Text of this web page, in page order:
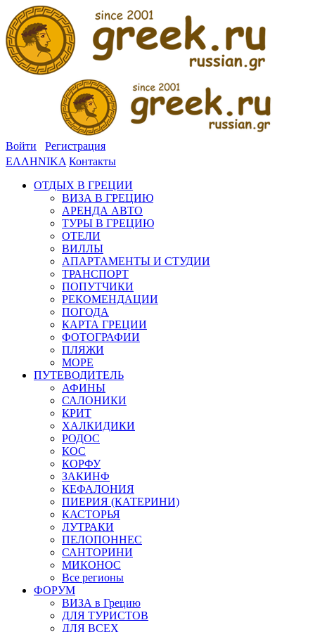
Войти
Регистрация
ΕΛΛΗΝΙΚΑ Контакты
ОТДЫХ В ГРЕЦИИ
ВИЗА В ГРЕЦИЮ
АРЕНДА АВТО
ТУРЫ В ГРЕЦИЮ
ОТЕЛИ
ВИЛЛЫ
АПАРТАМЕНТЫ И СТУДИИ
ТРАНСПОРТ
ПОПУТЧИКИ
РЕКОМЕНДАЦИИ
ПОГОДА
КАРТА ГРЕЦИИ
ФОТОГРАФИИ
ПЛЯЖИ
МОРЕ
ПУТЕВОДИТЕЛЬ
АФИНЫ
САЛОНИКИ
КРИТ
ХАЛКИДИКИ
РОДОС
КОС
КОРФУ
ЗАКИНФ
КЕФАЛОНИЯ
ПИЕРИЯ (КАТЕРИНИ)
КАСТОРЬЯ
ЛУТРАКИ
ПЕЛОПОННЕС
САНТОРИНИ
МИКОНОС
Все регионы
ФОРУМ
ВИЗА в Грецию
ДЛЯ ТУРИСТОВ
ДЛЯ ВСЕХ